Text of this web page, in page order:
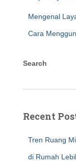
Mengenal
Cara
Search
Recent
Tren Ruang
di Rumah